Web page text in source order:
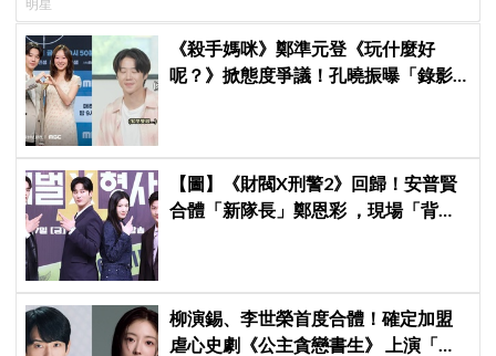
明星
《殺手媽咪》鄭準元登《玩什麼好
呢？》掀態度爭議！孔曉振曝「錄影
【圖】《財閥X刑警2》回歸！安普賢
合體「新隊長」鄭恩彩 ，現場「背靠
柳演錫、李世榮首度合體！確定加盟
虐心史劇《公主貪戀書生》 上演「朝